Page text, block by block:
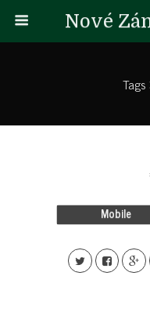
Nové
Mobile